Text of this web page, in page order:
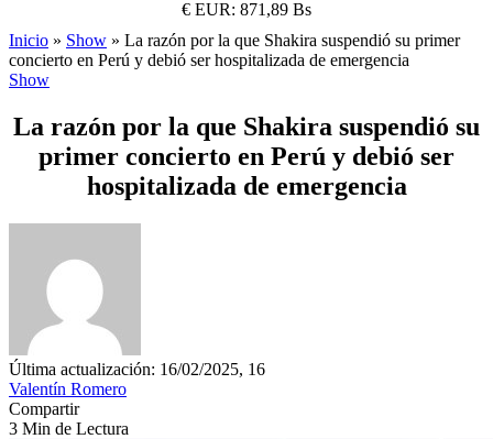
€ EUR: 871,89 Bs
Inicio » Show » La razón por la que Shakira suspendió su primer
concierto en Perú y debió ser hospitalizada de emergencia
Show
La razón por la que Shakira suspendió su
primer concierto en Perú y debió ser
hospitalizada de emergencia
Última actualización: 16/02/2025, 16
Valentín Romero
Compartir
3 Min de Lectura